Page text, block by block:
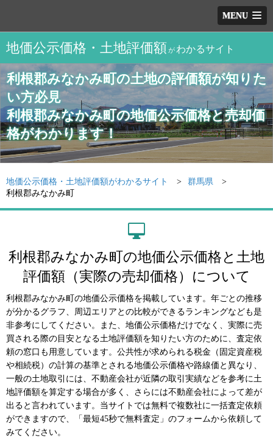
MENU
地価公示価格・土地評価額が わかるサイト
利根郡みなかみ町の土地の評価額が知りた
い方必見
利根郡みなかみ町の地価公示価格と売却価
格がわかります！
地価公示価格・土地評価額がわかるサイト
群馬県
利根郡みなかみ町
利根郡みなかみ町の地価公示価格と土地
評価額（実際の売却価格）について
利根郡みなかみ町の地価公示価格を掲載しています。年ごとの推移
が分かるグラフ、周辺エリアとの比較ができるランキングなども是
非参考にしてください。また、地価公示価格だけでなく、実際に売
買される際の目安となる土地評価額を知りたい方のために、査定依
頼の窓口も用意しています。公共性が求められる税金（固定資産税
や相続税）の計算の基準とされる地価公示価格や路線価と異なり、
一般の土地取引には、不動産会社が近隣の取引実績などを参考に土
地評価額を算定する場合が多く、さらには不動産会社によって差が
出ると言われています。当サイトでは無料で複数社に一括査定依頼
ができますので、「最短45秒で無料査定」のフォームから依頼して
みてください。